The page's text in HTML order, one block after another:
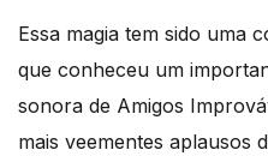
Essa magia tem sido uma
que conheceu um
sonora de Amigos
mais veementes aplausos